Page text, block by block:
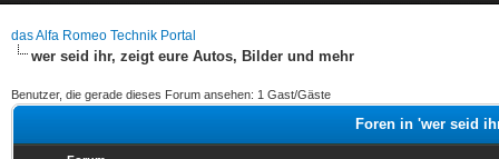
das Alfa Romeo Technik Portal
wer seid ihr, zeigt eure Autos, Bilder und mehr
Benutzer, die gerade dieses Forum ansehen: 1 Gast/Gäste
Foren in 'wer seid